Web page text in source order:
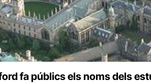
fa públics els noms dels